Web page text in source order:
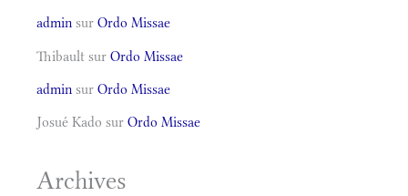
admin sur Ordo Missae
Thibault sur Ordo Missae
admin sur Ordo Missae
Josué Kado sur Ordo Missae
Archives